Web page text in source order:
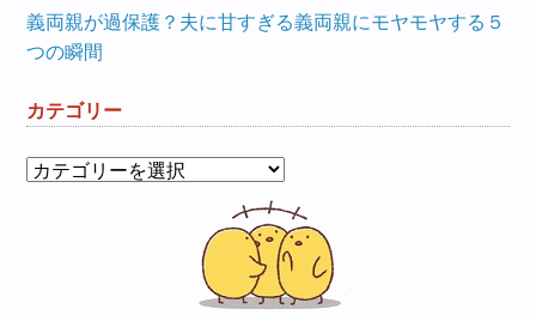
義両親が過保護？夫に甘すぎる義両親にモヤモヤする５
つの瞬間
カテゴリー
カ